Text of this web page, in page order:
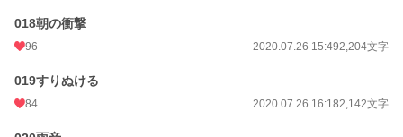
018朝の衝撃
96 2020.07.26 15:492,204文字
019すりぬける
84 2020.07.26 16:182,142文字